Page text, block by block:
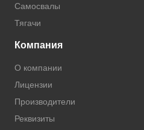
Самосвалы
Тягачи
Компания
О компании
Лицензии
Производители
Реквизиты